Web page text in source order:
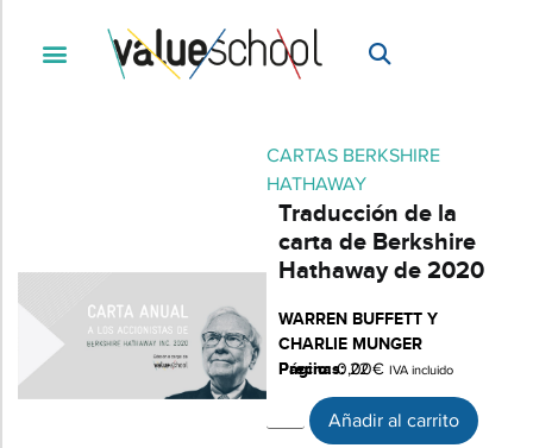
CARTAS BERKSHIRE
HATHAWAY
Traducción de la
carta de Berkshire
Hathaway de 2020
WARREN BUFFETT Y
CHARLIE MUNGER
Páginas:22
Precio:0,00€ IVA incluido
Añadir al carrito